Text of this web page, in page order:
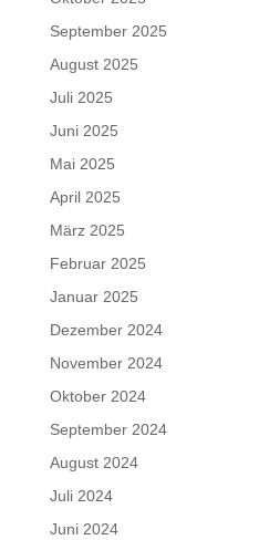
September 2025
August 2025
Juli 2025
Juni 2025
Mai 2025
April 2025
März 2025
Februar 2025
Januar 2025
Dezember 2024
November 2024
Oktober 2024
September 2024
August 2024
Juli 2024
Juni 2024